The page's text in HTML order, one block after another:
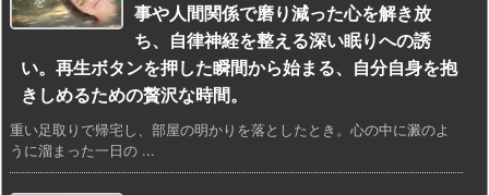
事や人間関係で磨り減った心を解き放
ち、自律神経を整える深い眠りへの誘
い。再生ボタンを押した瞬間から始まる、自分自身を抱
きしめるための贅沢な時間。
重い足取りで帰宅し、部屋の明かりを落としたとき。心の中に澱のよ
うに溜まった一日の ...